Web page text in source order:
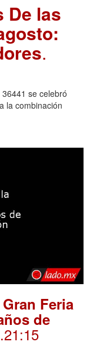
De las
.
se celebró
la combinación
Feria
de
.21:15